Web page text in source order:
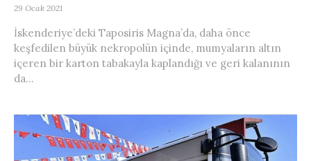
29 Ocak 2021
İskenderiye’deki Taposiris Magna’da, daha önce
keşfedilen büyük nekropolün içinde, mumyaların altın
içeren bir karton tabakayla kaplandığı ve geri kalanının
da...